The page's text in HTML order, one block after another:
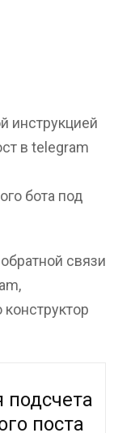
инструкцией
в telegram
бота под
связи
подсчета
поста